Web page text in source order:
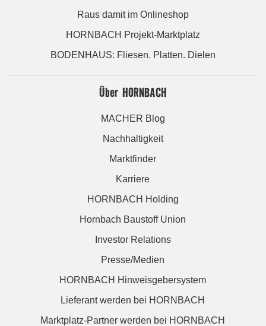
Raus damit im Onlineshop
HORNBACH Projekt-Marktplatz
BODENHAUS: Fliesen. Platten. Dielen
Über HORNBACH
MACHER Blog
Nachhaltigkeit
Marktfinder
Karriere
HORNBACH Holding
Hornbach Baustoff Union
Investor Relations
Presse/Medien
HORNBACH Hinweisgebersystem
Lieferant werden bei HORNBACH
Marktplatz-Partner werden bei HORNBACH